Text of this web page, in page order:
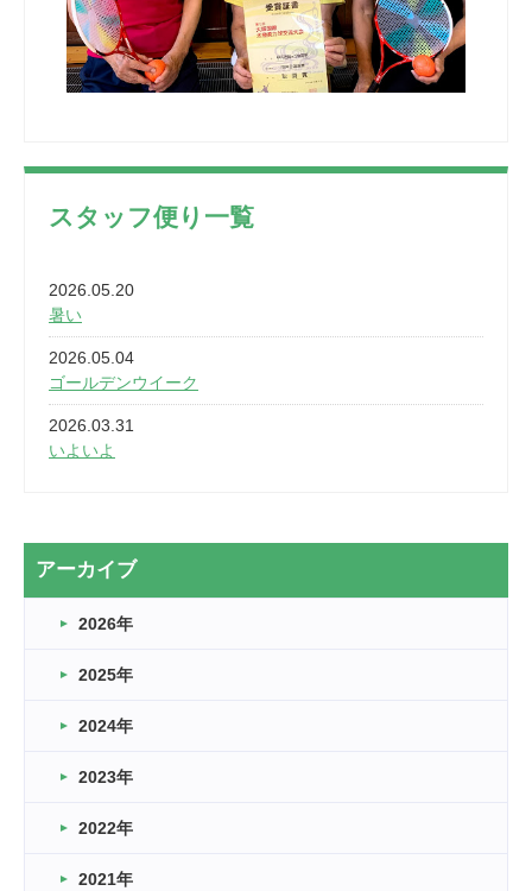
スタッフ便り一覧
2026.05.20
暑い
2026.05.04
ゴールデンウイーク
2026.03.31
いよいよ
2026.03.20
なぎなた
2026.03.16
車いすバスケとRくんのお話
卒業・卒園の季節★
2026.03.11
緑ケ丘体育館
アーカイブ
2026年
2025年
2024年
2023年
2022年
2021年